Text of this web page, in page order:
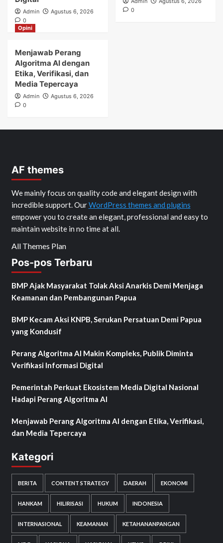
Admin
Agustus 6, 2026
0
0
Opini
Menjawab Perang
Algoritma AI dengan
Etika, Verifikasi, dan
Media Tepercaya
Admin
Agustus 6, 2026
0
AF themes
We mainly focus on quality code and elegant design with
incredible support. OurWordPress themes and plugins
empower you to create an elegant, professional and easy to
maintain website in no time at all.
All Themes Plan
Pos-pos Terbaru
BMP Ajak Masyarakat Tolak Aksi Anarkis Demi Menjaga
Keamanan dan Pembangunan Papua
BMP Kecam Aksi KNPB, Serukan Persatuan Demi Papua
yang Kondusif
Perang Algoritma AI Makin Kompleks, Publik Diminta
Verifikasi Informasi Digital
Pemerintah Perkuat Ekosistem Media Digital Nasional
Hadapi Perang Algoritma AI
Menjawab Perang Algoritma AI dengan Etika, Verifikasi,
dan Media Tepercaya
Kategori
BERITA CONTENT STRATEGY DAERAH EKONOMI
HANKAM HILIRISASI HUKUM INDONESIA
INTERNASIONAL KEAMANAN KETAHANANPANGAN